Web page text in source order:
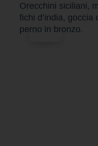
Orecchini siciliani,
fichi d’india, goccia
perno in bronzo.
Esaurito